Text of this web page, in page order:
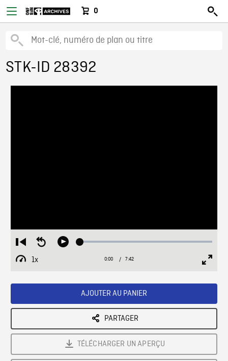
0
STK-ID 28392
Restart
from
beginning
Seek
Play Loaded:
1x
Playback
Current
0:00 / Duration
7:42
AJOUTER AU PANIER
PARTAGER
TÉLÉCHARGER UN APERÇU